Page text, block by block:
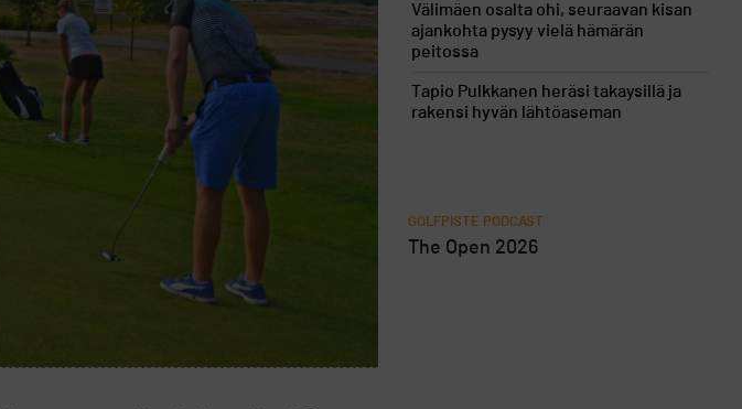
Välimäen osalta ohi, seuraavan kisan
ajankohta pysyy vielä hämärän
peitossa
Tapio Pulkkanen heräsi takaysillä ja
rakensi hyvän lähtöaseman
GOLFPISTE PODCAST
The Open 2026